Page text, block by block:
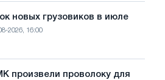
новых грузовиков в июле
2026, 16:00
произвели проволоку для